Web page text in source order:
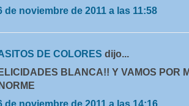
de noviembre de 2011 a las 11:58
DE COLORES dijo...
BLANCA!! Y VAMOS POR